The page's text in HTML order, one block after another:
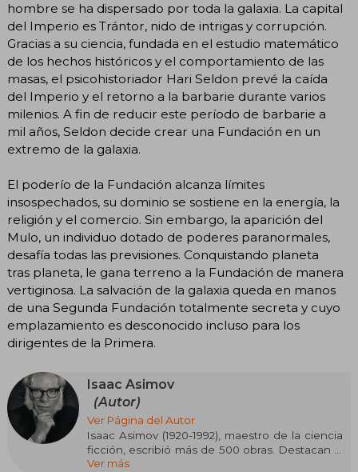
hombre se ha dispersado por toda la galaxia. La capital
del Imperio es Trántor, nido de intrigas y corrupción.
Gracias a su ciencia, fundada en el estudio matemático
de los hechos históricos y el comportamiento de las
masas, el psicohistoriador Hari Seldon prevé la caída
del Imperio y el retorno a la barbarie durante varios
milenios. A fin de reducir este período de barbarie a
mil años, Seldon decide crear una Fundación en un
extremo de la galaxia.
El poderío de la Fundación alcanza límites
insospechados, su dominio se sostiene en la energía, la
religión y el comercio. Sin embargo, la aparición del
Mulo, un individuo dotado de poderes paranormales,
desafía todas las previsiones. Conquistando planeta
tras planeta, le gana terreno a la Fundación de manera
vertiginosa. La salvación de la galaxia queda en manos
de una Segunda Fundación totalmente secreta y cuyo
emplazamiento es desconocido incluso para los
dirigentes de la Primera.
Isaac Asimov
(Autor)
Ver Página del Autor
Isaac Asimov (1920-1992), maestro de la ciencia
ficción, escribió más de 500 obras. Destacan la
serie de la “Fundación” (Fundación, Fundación e
Ver más